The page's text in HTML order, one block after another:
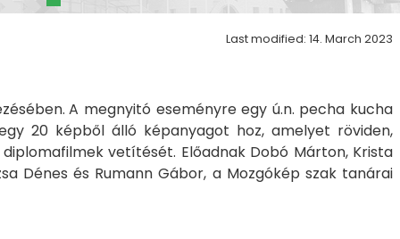
Last modified: 14. March 2023
A megnyitó eseményre egy ú.n. pecha kucha
20 képből álló képanyagot hoz, amelyet röviden,
vetítését. Előadnak Dobó Márton, Krista
Dénes és Rumann Gábor, a Mozgókép szak tanárai